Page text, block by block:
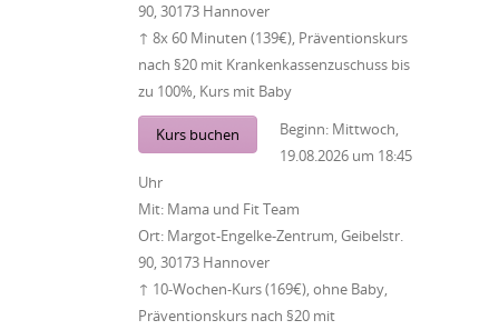
90, 30173 Hannover
↑ 8x 60 Minuten (139€), Präventionskurs
nach §20 mit Krankenkassenzuschuss bis
zu 100%, Kurs mit Baby
Kurs buchen Beginn: Mittwoch,
19.08.2026 um 18:45
Uhr
Mit: Mama und Fit Team
Ort: Margot-Engelke-Zentrum, Geibelstr.
90, 30173 Hannover
↑ 10-Wochen-Kurs (169€), ohne Baby,
Präventionskurs nach §20 mit